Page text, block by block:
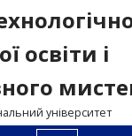
освіти і
університет